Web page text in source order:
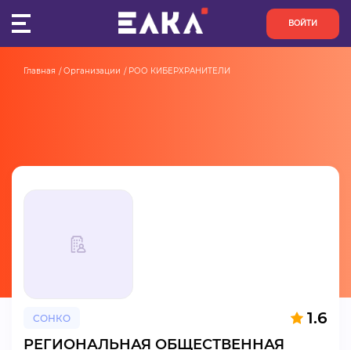
ВОЙТИ
ОРГАНИЗАЦИИ
ПРОЕКТЫ
Главная Организации РОО КИБЕРХРАНИТЕЛИ
СОНКО 1.6
РЕГИОНАЛЬНАЯ ОБЩЕСТВЕННАЯ